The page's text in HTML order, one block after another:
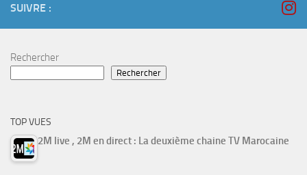
SUIVRE :
Rechercher
Rechercher
TOP VUES
2M live , 2M en direct : La deuxième chaine TV Marocaine